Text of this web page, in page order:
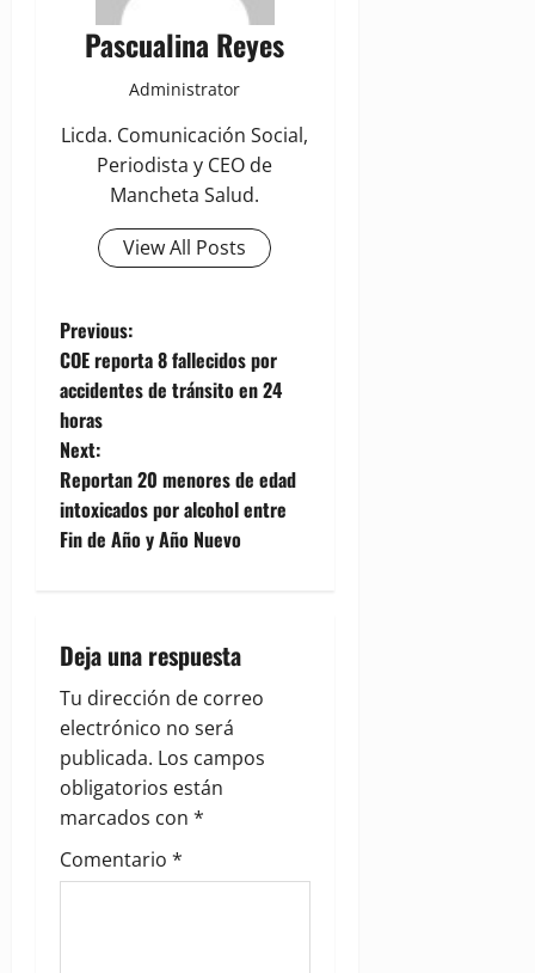
Pascualina Reyes
Administrator
Licda. Comunicación Social,
Periodista y CEO de
Mancheta Salud.
View All Posts
P
o
s
t
n
v
i
g
a
t
i
Previous:
COE reporta 8 fallecidos por
accidentes de tránsito en 24
horas
Next:
Reportan 20 menores de edad
intoxicados por alcohol entre
Fin de Año y Año Nuevo
Deja una respuesta
Tu dirección de correo
electrónico no será
publicada. Los campos
obligatorios están
marcados con *
Comentario *